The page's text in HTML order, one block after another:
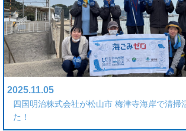
2025.11.05
四国明治株式会社が松山市 梅津寺海岸で清掃
た！